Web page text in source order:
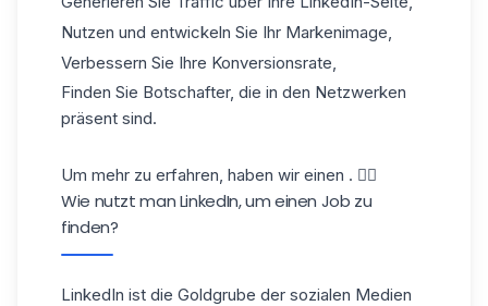
Nutzen und entwickeln Sie Ihr Markenimage,
Verbessern Sie Ihre Konversionsrate,
Finden Sie Botschafter, die in den Netzwerken
präsent sind.
Um mehr zu erfahren, haben wir einen . 👈🏼
Wie nutzt man LinkedIn, um einen Job zu
finden?
LinkedIn ist die Goldgrube der sozialen Medien